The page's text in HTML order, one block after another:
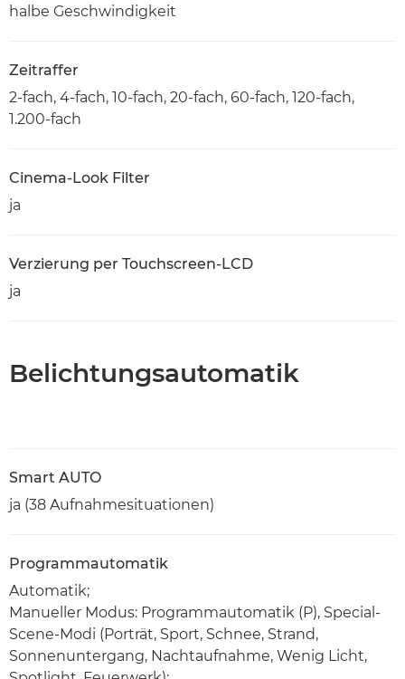
halbe Geschwindigkeit
Zeitraffer
2-fach, 4-fach, 10-fach, 20-fach, 60-fach, 120-fach,
1.200-fach
Cinema-Look Filter
ja
Verzierung per Touchscreen-LCD
ja
Belichtungsautomatik
Smart AUTO
ja (38 Aufnahmesituationen)
Programmautomatik
Automatik;
Manueller Modus: Programmautomatik (P), Special-
Scene-Modi (Porträt, Sport, Schnee, Strand,
Sonnenuntergang, Nachtaufnahme, Wenig Licht,